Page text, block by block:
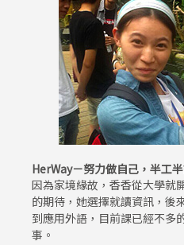
HerWay－努力做自己，半工
因為家境緣故，香香從大學就
的期待，她選擇就讀資訊，後
到應用外語，目前課已經不多
事。